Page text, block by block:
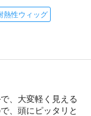
熱性ウィッグ
、大変軽く見える
、頭にピッタリと